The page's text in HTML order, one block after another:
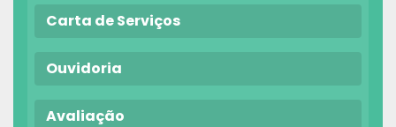
Carta de Serviços
Ouvidoria
Avaliação